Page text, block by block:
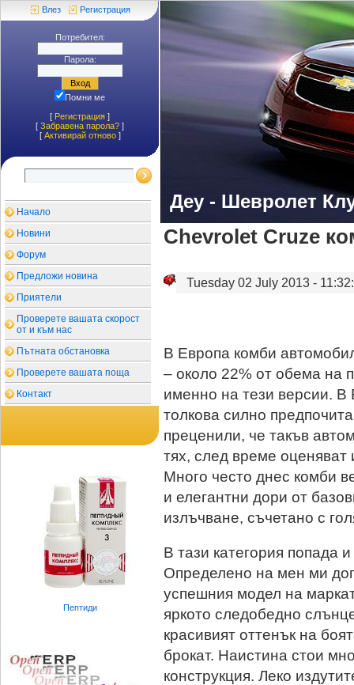
Влез Регистрация
Потребител:
Парола:
Помни ме
[ Регистрация ]
[ Забравена парола? ]
[ Aктивирай отново]
Начало
Новини
Форум
Предложи новина
Приятели
Проверете вашата скорост
от и към нас
Пътната обстановка
Проверете вашата поща
Контакт
Пептиди
Деу - Шевролет
Chevrolet Cruze
Tuesday 02 July 2013 -
В Европа комби
– около 22% от обема на
именно на тези версии. В
толкова силно
преценили, че такъв
тях, след време оценяват
Много често днес комби
и елегантни дори от
излъчване, съчетано с
В тази категория попада
Определено на мен ми
успешния модел на
яркото следобедно
красивият оттенък на
брокат. Наистина стои
конструкция. Леко